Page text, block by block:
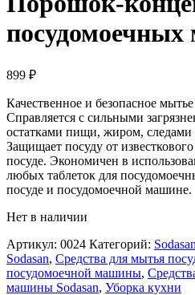
899 ₽
Качественное и безопасное
Справляется с сильными
остатками пищи, жиром, следами
Защищает посуду от
посуде. Экономичен в
любых таблеток для
посуде и посудомоечной машине.
Нет в наличии
Артикул: 0024 Категорий: Sodasan
Sodasan, Средства для мытья
посудомоечной машины,
машины Sodasan, Уборка кухни